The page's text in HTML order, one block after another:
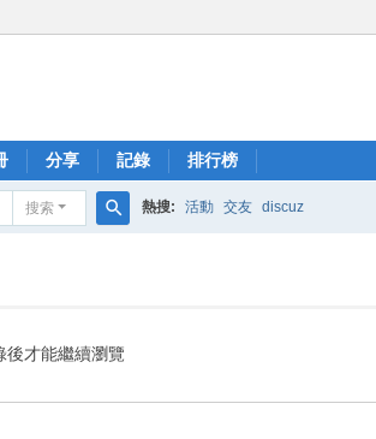
分享 記錄 排行榜
搜索 熱搜: 活動 交友 discuz
後才能繼續瀏覽